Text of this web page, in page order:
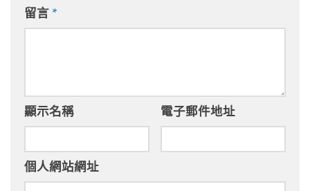
留言 *
顯示名稱 電子郵件地址
個人網站網址